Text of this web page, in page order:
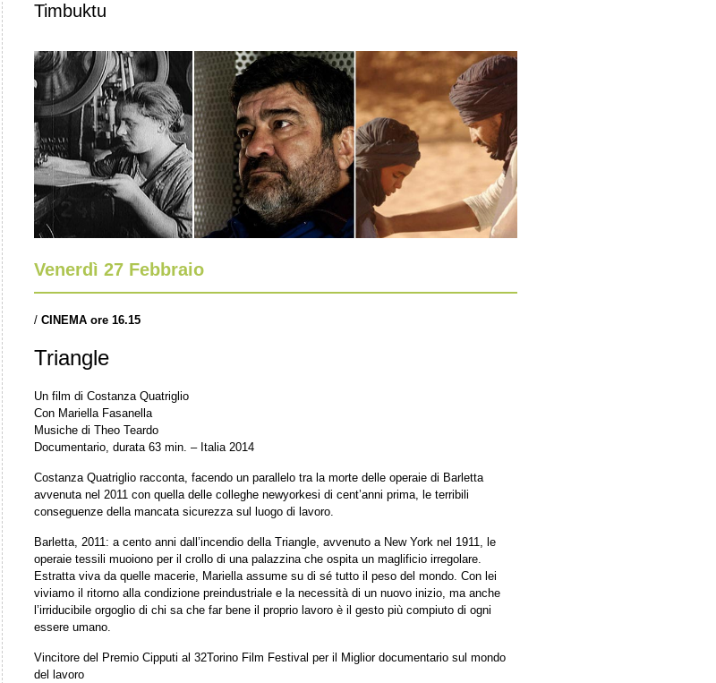
Timbuktu
Venerdì 27 Febbraio
/ CINEMA ore 16.15
Triangle
Un film di Costanza Quatriglio
Con Mariella Fasanella
Musiche di Theo Teardo
Documentario, durata 63 min. – Italia 2014
Costanza Quatriglio racconta, facendo un parallelo tra la morte delle operaie di Barletta
avvenuta nel 2011 con quella delle colleghe newyorkesi di cent’anni prima, le terribili
conseguenze della mancata sicurezza sul luogo di lavoro.
Barletta, 2011: a cento anni dall’incendio della Triangle, avvenuto a New York nel 1911, le
operaie tessili muoiono per il crollo di una palazzina che ospita un maglificio irregolare.
Estratta viva da quelle macerie, Mariella assume su di sé tutto il peso del mondo. Con lei
viviamo il ritorno alla condizione preindustriale e la necessità di un nuovo inizio, ma anche
l’irriducibile orgoglio di chi sa che far bene il proprio lavoro è il gesto più compiuto di ogni
essere umano.
Vincitore del Premio Cipputi al 32Torino Film Festival per il Miglior documentario sul mondo
del lavoro